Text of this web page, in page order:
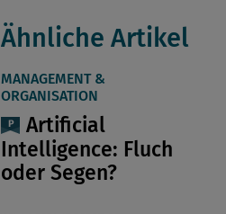
Ähnliche Artikel
MANAGEMENT &
ORGANISATION
Artificial
Intelligence: Fluch
oder Segen?